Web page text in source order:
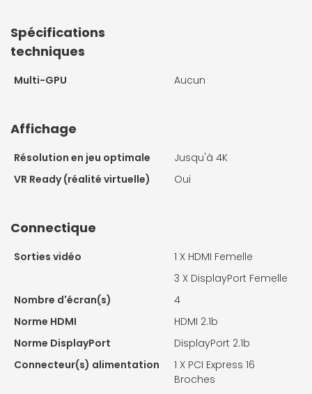
Spécifications
techniques
Multi-GPU Aucun
Affichage
Résolution en jeu optimale
Jusqu'à 4K
VR Ready (réalité virtuelle)
Oui
Connectique
Sorties vidéo 1 X HDMI Femelle
3 X DisplayPort Femelle
Nombre d'écran(s)
4
Norme HDMI
HDMI 2.1b
Norme DisplayPort
DisplayPort 2.1b
Connecteur(s) alimentation
1 X PCI Express 16
Broches